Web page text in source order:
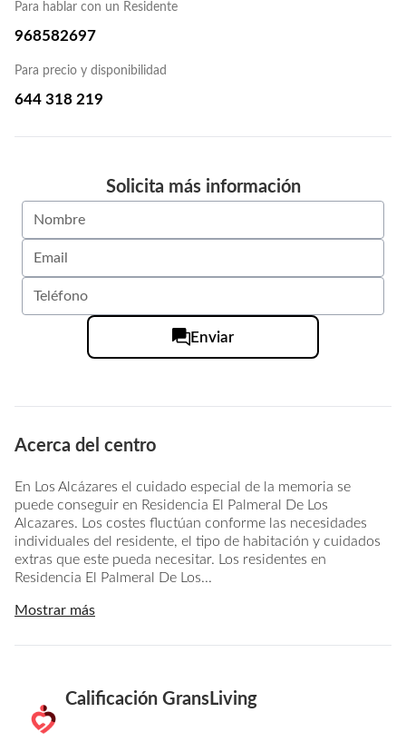
Para hablar con un Residente
968582697
Para precio y disponibilidad
644 318 219
Solicita más información
Enviar
Acerca del centro
En Los Alcázares el cuidado especial de la memoria se
puede conseguir en Residencia El Palmeral De Los
Alcazares. Los costes fluctúan conforme las necesidades
individuales del residente, el tipo de habitación y cuidados
extras que este pueda necesitar. Los residentes en
Residencia El Palmeral De Los...
Mostrar más
Calificación GransLiving